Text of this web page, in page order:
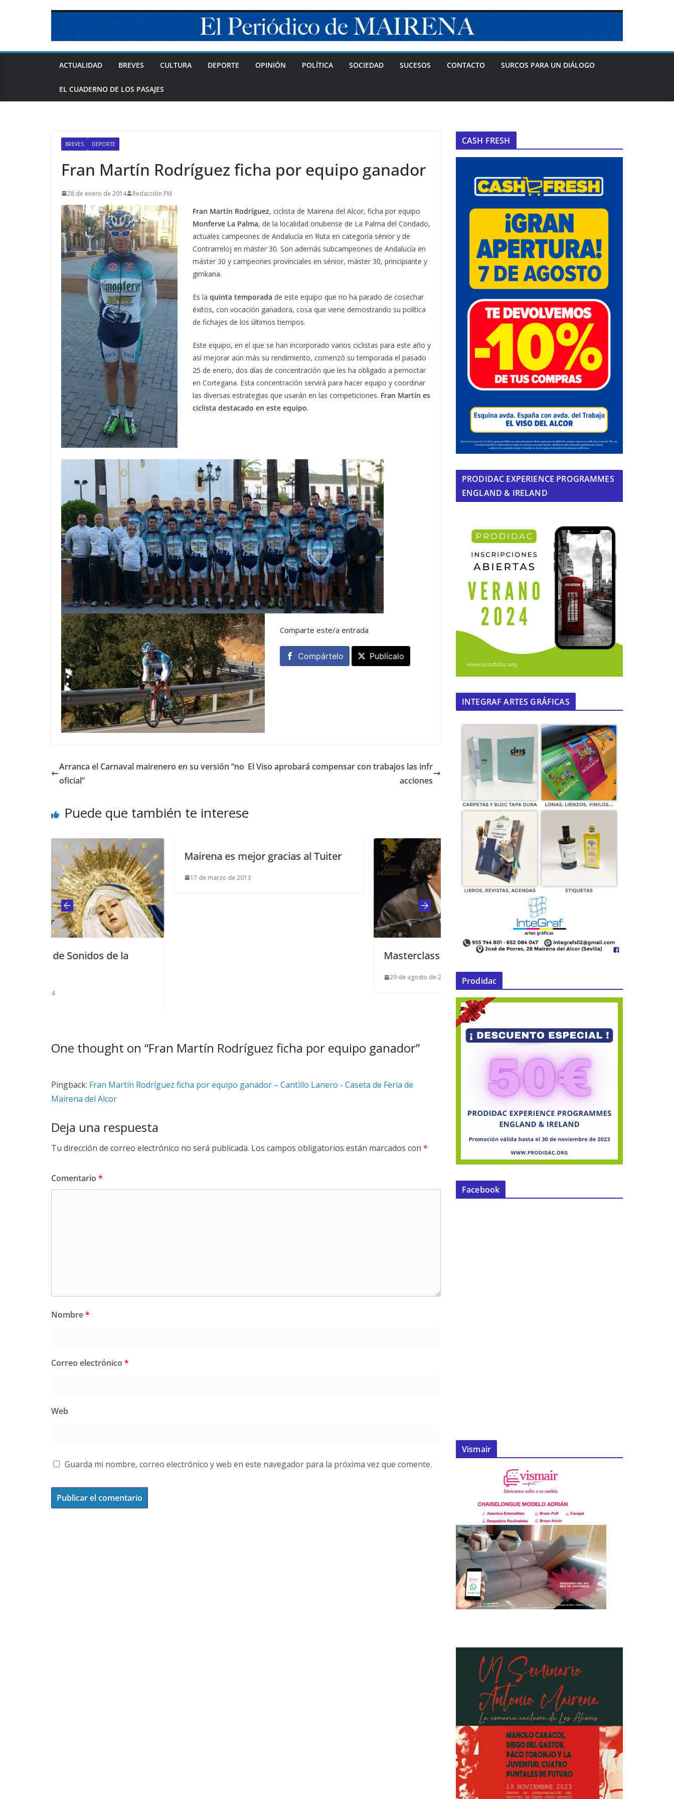
ACTUALIDAD BREVES CULTURA DEPORTE OPINIÓN POLÍTICA SOCIEDAD SUCESOS CONTACTO SURCOS PARA UN DIÁLOGO
EL CUADERNO DE LOS PASAJES
BREVES DEPORTE
Fran Martín Rodríguez ficha por equipo ganador
28 de enero de 2014 Redacción PM
Fran Martín Rodríguez, ciclista de Mairena del Alcor, ficha por equipo
Monferve La Palma, de la localidad onubense de La Palma del Condado,
actuales campeones de Andalucía en Ruta en categoría sénior y de
Contrarreloj en máster 30. Son además subcampeones de Andalucía en
máster 30 y campeones provinciales en sénior, máster 30, principiante y
gimkana.
Es la quinta temporada de este equipo que no ha parado de cosechar
éxitos, con vocación ganadora, cosa que viene demostrando su política
de fichajes de los últimos tiempos.
Este equipo, en el que se han incorporado varios ciclistas para este año y
así mejorar aún más su rendimiento, comenzó su temporada el pasado
25 de enero, dos días de concentración que les ha obligado a pernoctar
en Cortegana. Esta concentración servirá para hacer equipo y coordinar
las diversas estrategias que usarán en las competiciones. Fran Martín es
ciclista destacado en este equipo.
Comparte este/a entrada
Compártelo Publícalo
Arranca el Carnaval mairenero en su versión “no
oficial”
El Viso aprobará compensar con trabajos las infr
acciones
Puede que también te interese
Mairena es mejor gracias al Tuiter
17 de marzo de 2013
Masterclass de Miguel Ortega
Nueva edición de Sonidos de la
Pasión
One thought on “Fran Martín Rodríguez ficha por equipo ganador”
Pingback: Fran Martín Rodríguez ficha por equipo ganador – Cantillo Lanero - Caseta de Feria de
Mairena del Alcor
Deja una respuesta
Tu dirección de correo electrónico no será publicada. Los campos obligatorios están marcados con *
Comentario *
Nombre*
Correo electrónico *
Web
Guarda mi nombre, correo electrónico y web en este navegador para la próxima vez que comente.
CASH FRESH
PRODIDAC EXPERIENCE PROGRAMMES
ENGLAND & IRELAND
INTEGRAF ARTES GRÁFICAS
Prodidac
Facebook
Vismair